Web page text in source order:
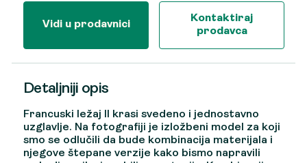
Vidi u prodavnici
Kontaktiraj
prodavca
Detaljniji opis
Francuski ležaj II krasi svedeno i jednostavno
uzglavlje. Na fotografiji je izložbeni model za koji
smo se odlučili da bude kombinacija materijala i
njegove štepane verzije kako bismo napravili